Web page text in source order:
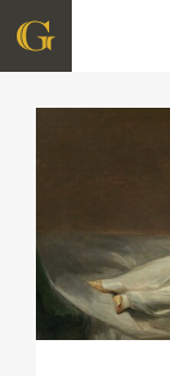
FUNDACIÓN
CENTRO DE
ACCIÓN